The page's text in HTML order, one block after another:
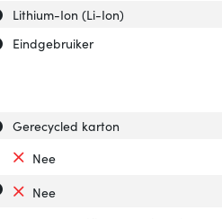
Uitleg over 'Batterijtechnologie'
Verberg uitleg over 'Batterijtechnologie'
Lithium-Ion (Li-Ion)
Uitleg over 'Toegankelijkheid
Verberg uitleg over
Eindgebruiker
Uitleg over 'Gerecyclede materialen
Verberg uitleg over 'Gerecyclede
Gerecycled karton
Nee
Uitleg over 'Take-back system'
Verberg uitleg over 'Take-back system'
Nee